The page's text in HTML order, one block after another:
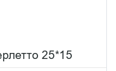
25*15